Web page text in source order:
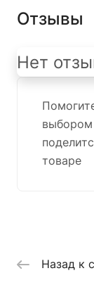
Отзывы
выбором
товаре
Нет
Назад к